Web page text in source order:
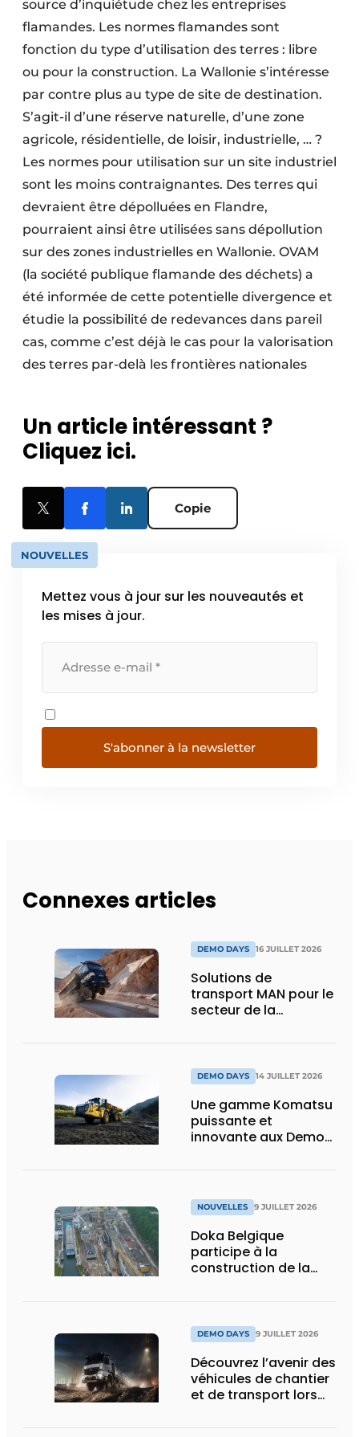
source d’inquiétude chez les entreprises
flamandes. Les normes flamandes sont
fonction du type d’utilisation des terres : libre
ou pour la construction. La Wallonie s’intéresse
par contre plus au type de site de destination.
S’agit-il d’une réserve naturelle, d’une zone
agricole, résidentielle, de loisir, industrielle, … ?
Les normes pour utilisation sur un site industriel
sont les moins contraignantes. Des terres qui
devraient être dépolluées en Flandre,
pourraient ainsi être utilisées sans dépollution
sur des zones industrielles en Wallonie. OVAM
(la société publique flamande des déchets) a
été informée de cette potentielle divergence et
étudie la possibilité de redevances dans pareil
cas, comme c’est déjà le cas pour la valorisation
des terres par-delà les frontières nationales
Un article intéressant ?
Cliquez ici.
Copie
NOUVELLES
Mettez vous à jour sur les nouveautés et
les mises à jour.
S'abonner à la newsletter
Connexes articles
DEMO DAYS 16 JUILLET 2026
Solutions de
transport MAN pour le
secteur de la
DEMO DAYS 14 JUILLET 2026
Une gamme Komatsu
puissante et
innovante aux Demo
NOUVELLES 9 JUILLET 2026
Doka Belgique
participe à la
construction de la
DEMO DAYS 9 JUILLET 2026
Découvrez l’avenir des
véhicules de chantier
et de transport lors